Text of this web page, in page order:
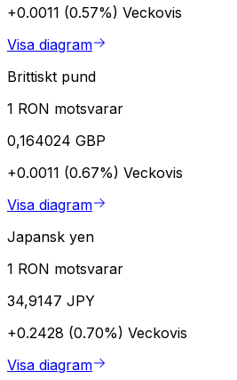
+0.0011 (0.57%) Veckovis
Visa diagram
Brittiskt pund
1 RON motsvarar
0,164024 GBP
+0.0011 (0.67%) Veckovis
Visa diagram
Japansk yen
1 RON motsvarar
34,9147 JPY
+0.2428 (0.70%) Veckovis
Visa diagram